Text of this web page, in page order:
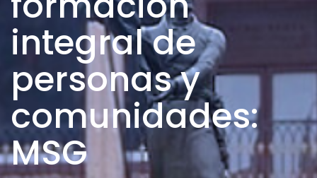
integral de
personas y
comunidades:
MSG